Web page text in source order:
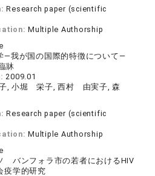
Research paper (scientific
Multiple Authorship
―我が国の国際的特徴について―
牀
2009.01
, 小堀 栄子, 西村 由実子, 森
Research paper (scientific
Multiple Authorship
バンフォラ市の若者におけるHIV
疫学的研究